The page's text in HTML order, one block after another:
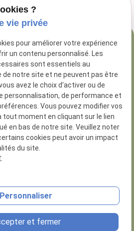
84 89 16 47
Rue George
Marseille
:81285926200014
: 8.13.01.30
Plan du site
légales
de confidentialité
des cookies
?
vie privée
pour améliorer votre expérience
un contenu personnalisé. Les
sont essentiels au
notre site et ne peuvent pas être
avez le choix d'activer ou de
personnalisation, de performance et
Vous pouvez modifier vos
tout moment en cliquant sur le lien
en bas de notre site. Veuillez noter
cookies peut avoir un impact
du site.
Personnaliser
et fermer